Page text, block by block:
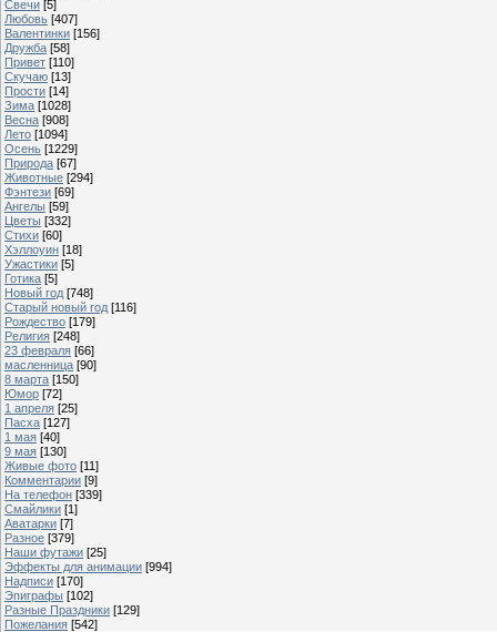
Свечи [5]
Любовь [407]
Валентинки [156]
Дружба [58]
Привет [110]
Скучаю [13]
Прости [14]
Зима [1028]
Весна [908]
Лето [1094]
Осень [1229]
Природа [67]
Животные [294]
Фэнтези [69]
Ангелы [59]
Цветы [332]
Стихи [60]
Хэллоуин [18]
Ужастики [5]
Готика [5]
Новый год [748]
Старый новый год [116]
Рождество [179]
Религия [248]
23 февраля [66]
масленница [90]
8 марта [150]
Юмор [72]
1 апреля [25]
Пасха [127]
1 мая [40]
9 мая [130]
Живые фото [11]
Комментарии [9]
На телефон [339]
Смайлики [1]
Аватарки [7]
Разное [379]
Наши футажи [25]
Эффекты для анимации [994]
Надписи [170]
Эпиграфы [102]
Разные Праздники [129]
Пожелания [542]